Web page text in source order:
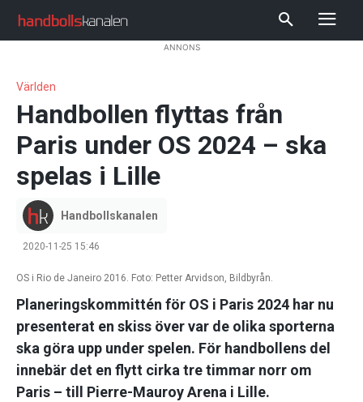
ANNONS
Världen
Handbollen flyttas från
Paris under OS 2024 – ska
spelas i Lille
Handbollskanalen
2020-11-25 15:46
OS i Rio de Janeiro 2016. Foto: Petter Arvidson, Bildbyrån.
Planeringskommittén för OS i Paris 2024 har nu
presenterat en skiss över var de olika sporterna
ska göra upp under spelen. För handbollens del
innebär det en flytt cirka tre timmar norr om
Paris – till Pierre-Mauroy Arena i Lille.